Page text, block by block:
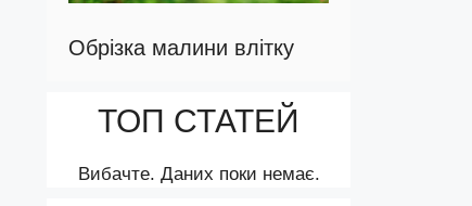
Обрізка малини влітку
ТОП СТАТЕЙ
Вибачте. Даних поки немає.